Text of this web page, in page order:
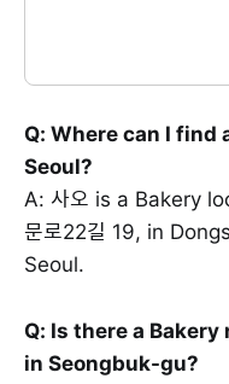
Q: Where can I find
Seoul?
A: 사오 is a Bakery
문로22길 19, in
Seoul.
Q: Is there a
in Seongbuk-gu?